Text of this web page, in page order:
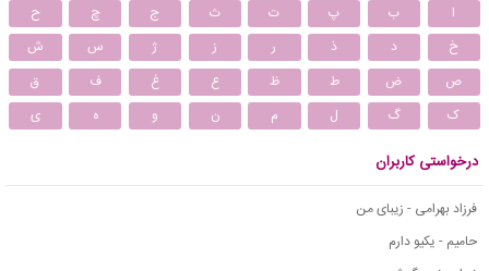
ا ب پ ت ث ج چ
ح
خ
د ذ ر ز ژ س
ش
ص
ض ط ظ ع غ ف
ق
ک
گ ل م ن و ه ی
درخواستی کاربران
فرزاد بهرامی - زیبای من
حامیم - یکیو دارم